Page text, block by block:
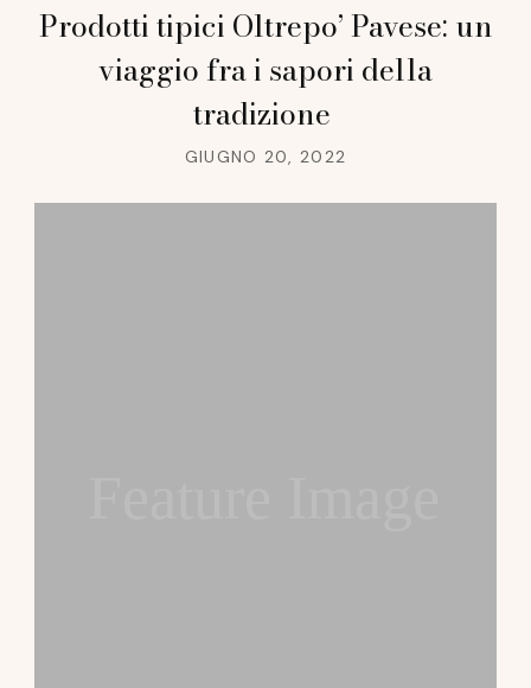
Prodotti tipici Oltrepo’ Pavese: un
viaggio fra i sapori della
tradizione
GIUGNO 20, 2022